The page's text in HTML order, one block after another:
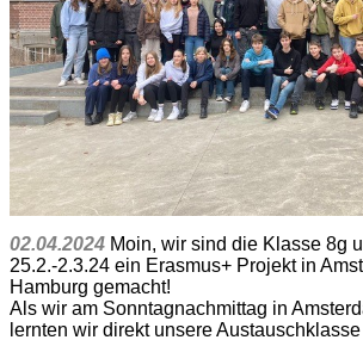
02.04.2024 Moin, wir sind die Klasse 8g
25.2.-2.3.24 ein Erasmus+ Projekt in
Hamburg gemacht!
Als wir am Sonntagnachmittag in
lernten wir direkt unsere